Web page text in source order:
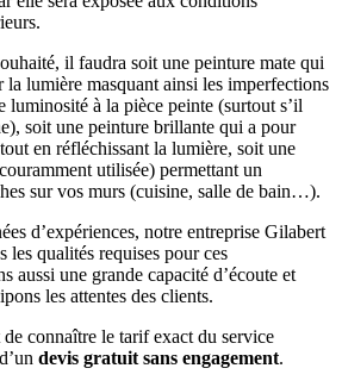
il faudra soit une peinture mate qui
la lumière masquant ainsi les imperfections
luminosité à la pièce peinte (surtout s’il
soit une peinture brillante qui a pour
en réfléchissant la lumière, soit une
utilisée) permettant un
sur vos murs (cuisine, salle de bain…).
d’expériences, notre entreprise Gilabert
les qualités requises pour ces
aussi une grande capacité d’écoute et
les attentes des clients.
connaître le tarif exact du service
devis gratuit sans engagement.